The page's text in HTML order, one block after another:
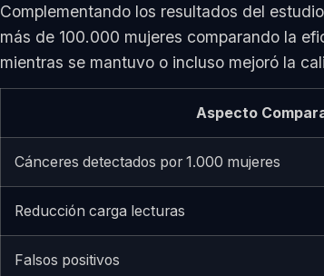
Complementando los resultados del
más de 100.000 mujeres comparando la
mientras se mantuvo o incluso mejoró la
Aspecto
Cánceres detectados por 1.000 mujeres
Reducción carga lecturas
Falsos positivos